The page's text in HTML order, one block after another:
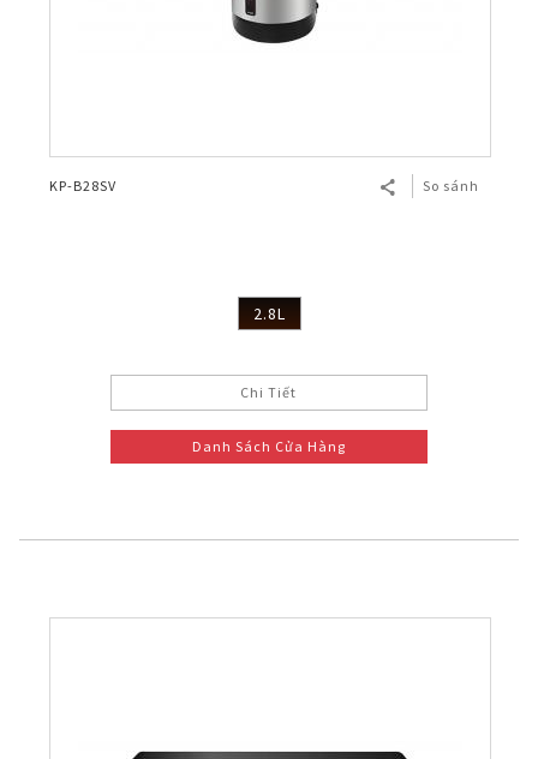
KP-B28SV So sánh
2.8L
Chi Tiết
Danh Sách Cửa Hàng